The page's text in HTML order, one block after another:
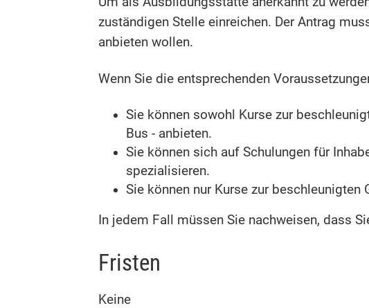
zuständigen Stelle einreichen. Der Antrag
anbieten wollen.
Wenn Sie die entsprechenden
Sie können sowohl Kurse zur
Bus - anbieten.
Sie können sich auf Schulungen für
spezialisieren.
Sie können nur Kurse zur beschleunigten
In jedem Fall müssen Sie nachweisen, dass
Fristen
Keine